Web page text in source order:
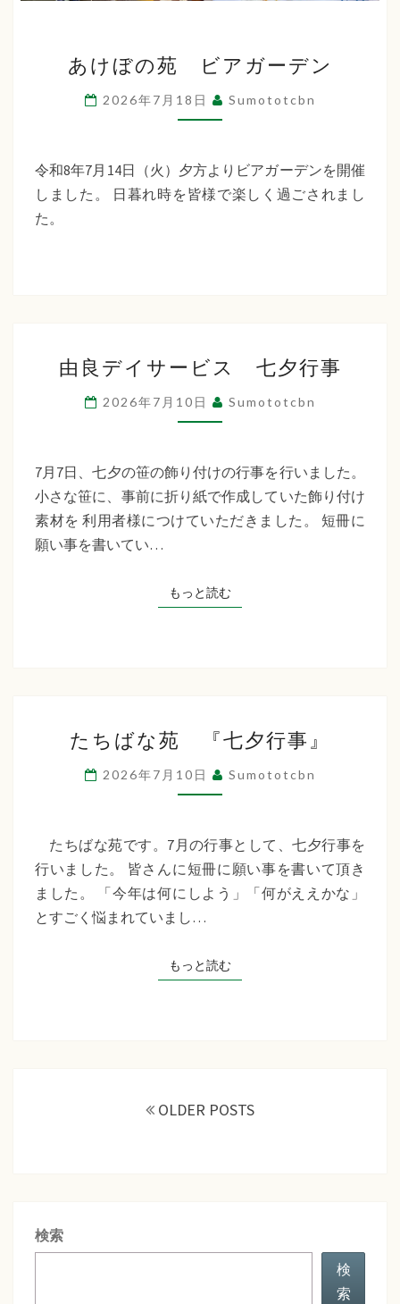
け
ぼ
の
ビ
ア
あけぼの苑 ビアガーデン
2026年7月18日 Sumototcbn
令和8年7月14日（火）夕方よりビアガーデンを開催
しました。 日暮れ時を皆様で楽しく過ごされまし
た。
良
デ
イ
ー
ビ
ス
行
事
由良デイサービス 七夕行事
2026年7月10日 Sumototcbn
7月7日、七夕の笹の飾り付けの行事を行いました。
小さな笹に、事前に折り紙で作成していた飾り付け
素材を 利用者様につけていただきました。 短冊に
願い事を書いてい…
もっと読むもっと読む
ち
ば
な
『七
夕
行
たちばな苑 『七夕行事』
2026年7月10日 Sumototcbn
たちばな苑です。7月の行事として、七夕行事を
行いました。 皆さんに短冊に願い事を書いて頂き
ました。 「今年は何にしよう」「何がええかな」
とすごく悩まれていまし…
もっと読むもっと読む
OLDER POSTS
検索
検
索